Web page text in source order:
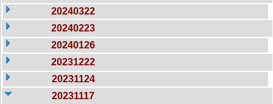
20240322
20240223
20240126
20231222
20231124
20231117